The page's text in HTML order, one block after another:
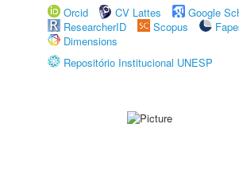
Orcid
CV Lattes
Google
ResearcherID
Scopus
Dimensions
Repositório Institucional UNESP